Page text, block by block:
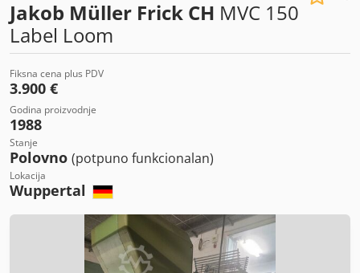
Jakob Müller Frick CH MVC 150
Label Loom
Fiksna cena plus PDV
3.900 €
Godina proizvodnje
1988
Stanje
Polovno (potpuno funkcionalan)
Lokacija
Wuppertal